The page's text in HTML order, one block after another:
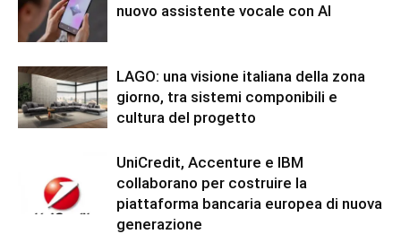
nuovo assistente vocale con AI
LAGO: una visione italiana della zona
giorno, tra sistemi componibili e
cultura del progetto
UniCredit, Accenture e IBM
collaborano per costruire la
piattaforma bancaria europea di nuova
generazione